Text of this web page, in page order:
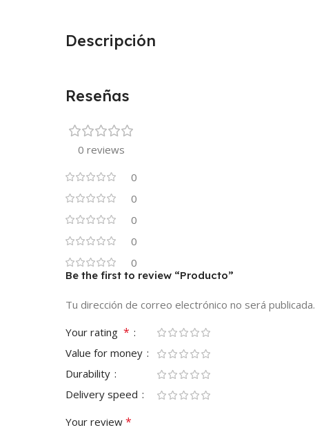
Descripción
Reseñas
0 reviews
0
0
0
0
0
Be the first to review “Producto”
Tu dirección de correo electrónico no será publicada.
Your rating *
Value for money
Durability
Delivery speed
Your review *